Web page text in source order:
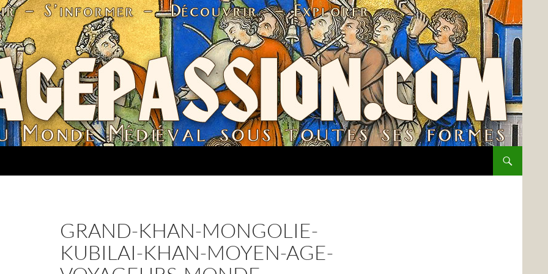
GRAND-KHAN-MONGOLIE-
KUBILAI-KHAN-MOYEN-AGE-